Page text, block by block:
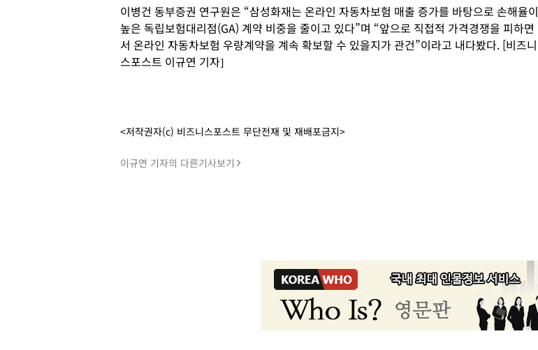
이병건 동부증권 연구원은 “삼성화재는 온라인 자동차보험 매출 증가를 바탕으로 손해율이
높은 독립보험대리점(GA) 계약 비중을 줄이고 있다”며 “앞으로 직접적 가격경쟁을 피하면
서 온라인 자동차보험 우량계약을 계속 확보할 수 있을지가 관건”이라고 내다봤다. [비즈니
스포스트 이규연 기자]
<저작권자(c) 비즈니스포스트 무단전재 및 재배포금지>
이규연 기자의 다른기사보기